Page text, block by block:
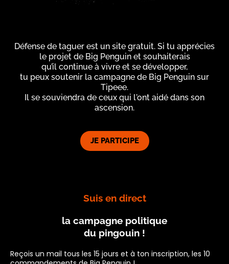
Défense de taguer est un site gratuit. Si tu apprécies
le projet de Big Penguin et souhaiterais
qu’il continue à vivre et se développer,
tu peux soutenir la campagne de Big Penguin sur
Tipeee.
Il se souviendra de ceux qui l'ont aidé dans son
ascension.
JE PARTICIPE
Suis en direct
la campagne politique
du pingouin !
Reçois un mail tous les 15 jours et à ton inscription, les 10